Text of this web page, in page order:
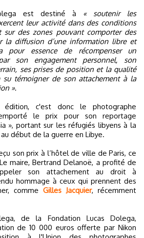
est destiné à
« soutenir les
leur activité dans des conditions
des zones pouvant comporter des
la diffusion d’une information libre et
pour essence de récompenser un
son engagement personnel, son
ses prises de position et la qualité
su témoigner de son attachement à la
».
édition, c'est donc le photographe
le prix pour son reportage
», portant sur les réfugiés libyens à la
début de la guerre en Libye.
son prix à l’hôtel de ville de Paris, ce
maire, Bertrand Delanoë, a profité de
son attachement au droit à
hommage à ceux qui prennent des
comme Gilles Jacquier, récemment
de la Fondation Lucas Dolega,
de 10 000 euros offerte par Nikon